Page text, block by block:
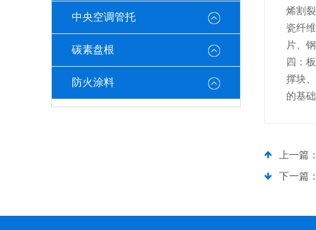
中央空调管托
碳素盘根
防火涂料
烯割
瓷纤
片、
四：
撑块
的基
上一篇：
下一篇：